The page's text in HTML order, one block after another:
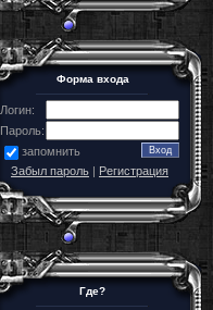
Форма входа
Логин:
Пароль:
запомнить
Забыл пароль | Регистрация
Где?